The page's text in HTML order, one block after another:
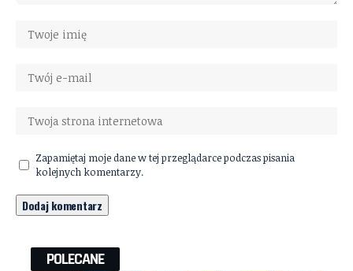
Zapamiętaj moje dane w tej przeglądarce podczas pisania
kolejnych komentarzy.
POLECANE